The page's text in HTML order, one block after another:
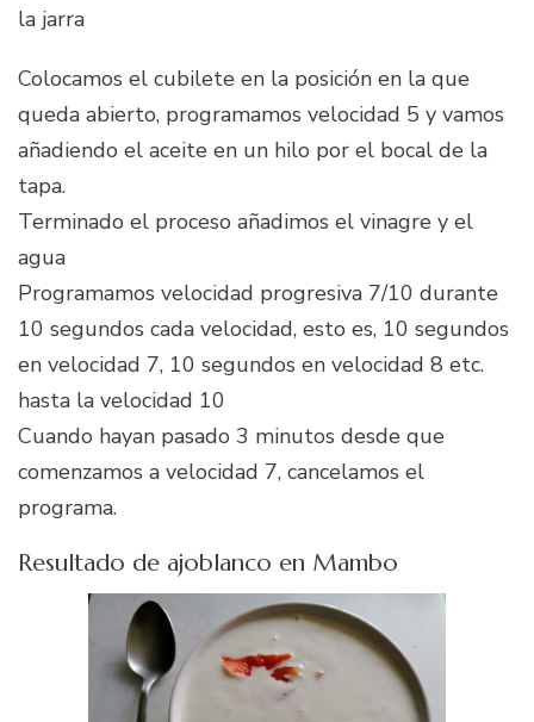
la jarra
Colocamos el cubilete en la posición en la que
queda abierto, programamos velocidad 5 y vamos
añadiendo el aceite en un hilo por el bocal de la
tapa.
Terminado el proceso añadimos el vinagre y el
agua
Programamos velocidad progresiva 7/10 durante
10 segundos cada velocidad, esto es, 10 segundos
en velocidad 7, 10 segundos en velocidad 8 etc.
hasta la velocidad 10
Cuando hayan pasado 3 minutos desde que
comenzamos a velocidad 7, cancelamos el
programa.
Resultado de ajoblanco en Mambo